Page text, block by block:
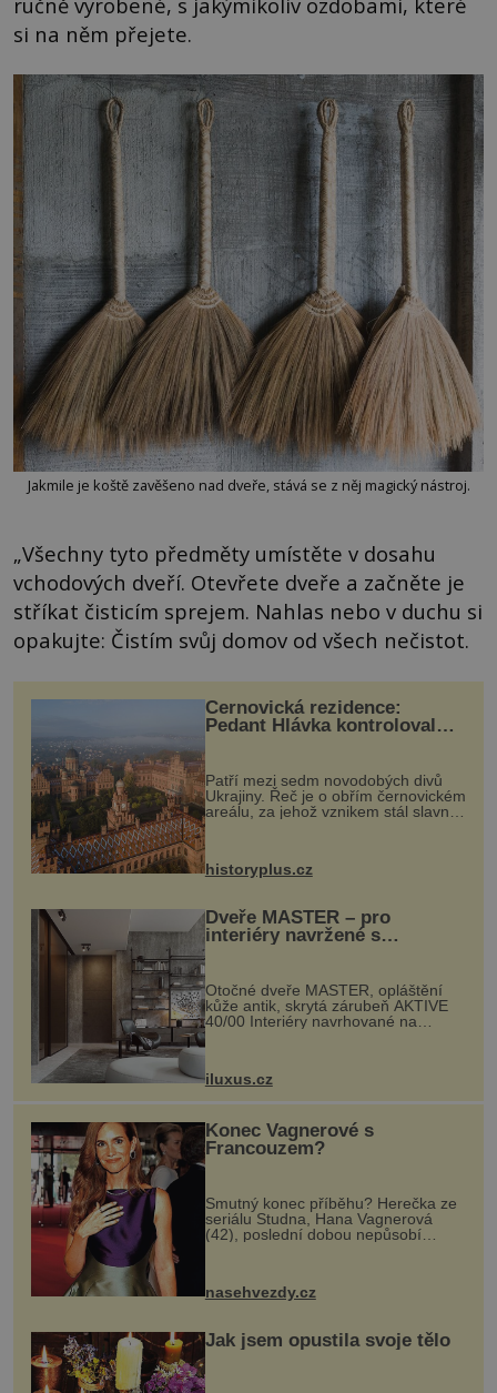
si na něm přejete.
Jakmile je koště zavěšeno nad dveře, stává se z něj magický nástroj.
„Všechny tyto předměty umístěte v dosahu
vchodových dveří. Otevřete dveře a začněte je
stříkat čisticím sprejem. Nahlas nebo v duchu si
opakujte: Čistím svůj domov od všech nečistot.
Černovická rezidence:
Pedant Hlávka kontroloval
Patří mezi sedm novodobých divů
Ukrajiny. Řeč je o obřím černovickém
areálu, za jehož vznikem stál slavný
český architekt Josef Hlávka. Ten si
na něm dal mimořádně záležet. Jeho
stavební plány by při ...
historyplus.cz
Dveře MASTER – pro
interiéry navržené s
rozumem i vášní!
Otočné dveře MASTER, opláštění
kůže antik, skrytá zárubeň AKTIVE
40/00 Interiéry navrhované na
zakázku často vyžadují atypické
rozměry nejen nábytku, ale i
dnes umož...
iluxus.cz
Konec Vagnerové s
Francouzem?
Smutný konec příběhu? Herečka ze
seriálu Studna, Hana Vagnerová
(42), poslední dobou nepůsobí
nasehvezdy.cz
Jak jsem opustila svoje tělo